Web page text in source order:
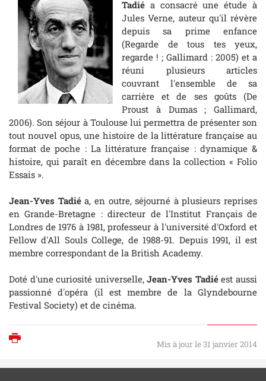
Tadié a consacré une étude à
Jules Verne, auteur qu'il révère
depuis sa prime enfance
(Regarde de tous tes yeux,
regarde ! ; Gallimard : 2005) et a
réuni plusieurs articles
couvrant l'ensemble de sa
carrière et de ses goûts (De
Proust à Dumas; Gallimard,
2006). Son séjour à Toulouse lui permettra de présenter son
tout nouvel opus, une histoire de la littérature française au
format de poche : La littérature française : dynamique &
histoire, qui paraît en décembre dans la collection « Folio
Essais ».
Jean-Yves Tadiéa, en outre, séjourné à plusieurs reprises
en Grande-Bretagne : directeur de l'Institut Français de
Londres de 1976 à 1981, professeur à l'université d'Oxford et
Fellow d'All Souls College, de 1988-91. Depuis 1991, il est
membre correspondant de la British Academy.
Doté d'une curiosité universelle,Jean-Yves Tadiéest aussi
passionné d'opéra (il est membre de la Glyndebourne
Festival Society) et de cinéma.
Mis à jour le 31 janvier 2014